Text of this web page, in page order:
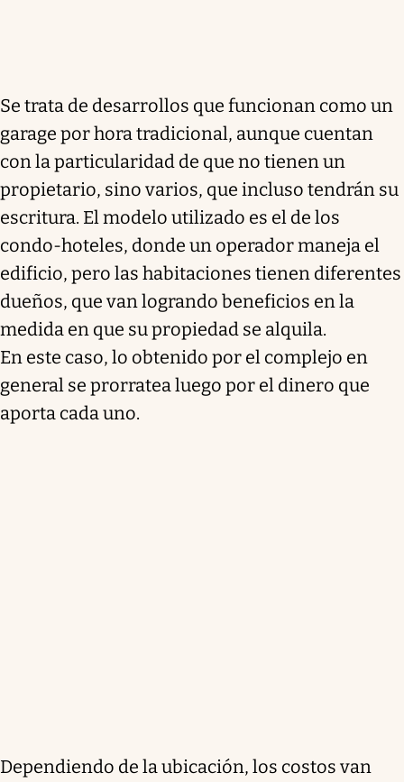
Se trata de desarrollos que funcionan como un
garage por hora tradicional, aunque cuentan
con la particularidad de que no tienen un
propietario, sino varios, que incluso tendrán su
escritura. El modelo utilizado es el de los
condo-hoteles, donde un operador maneja el
edificio, pero las habitaciones tienen diferentes
dueños, que van logrando beneficios en la
medida en que su propiedad se alquila.
En este caso, lo obtenido por el complejo en
general se prorratea luego por el dinero que
aporta cada uno.
Dependiendo de la ubicación, los costos van